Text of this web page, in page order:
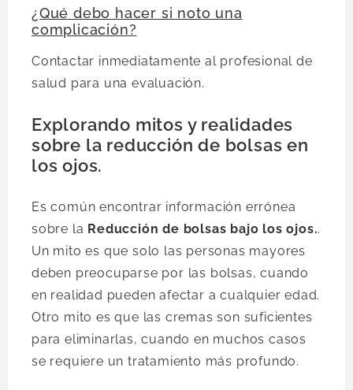
¿Qué debo hacer si noto una
complicación?
Contactar inmediatamente al profesional de
salud para una evaluación.
Explorando mitos y realidades
sobre la reducción de bolsas en
los ojos.
Es común encontrar información errónea
sobre la Reducción de bolsas bajo los ojos..
Un mito es que solo las personas mayores
deben preocuparse por las bolsas, cuando
en realidad pueden afectar a cualquier edad.
Otro mito es que las cremas son suficientes
para eliminarlas, cuando en muchos casos
se requiere un tratamiento más profundo.